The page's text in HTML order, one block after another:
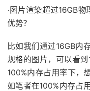
·图片渲染超过16GB
优势？
比如我们通过16GB内
规格的图片，可以看
100%内存占用率下，
如笔者在100%内存占